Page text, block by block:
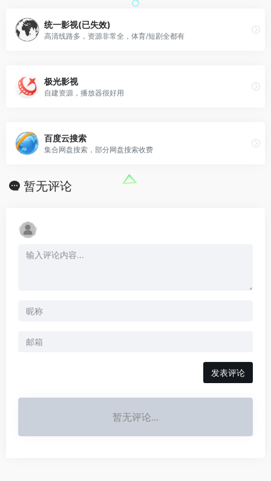
统一影视(已失效)
高清线路多，资源非常全，体育/短剧全都有
极光影视
自建资源，播放器很好用
百度云搜索
集合网盘搜索，部分网盘搜索收费
暂无评论
发表评论
暂无评论...